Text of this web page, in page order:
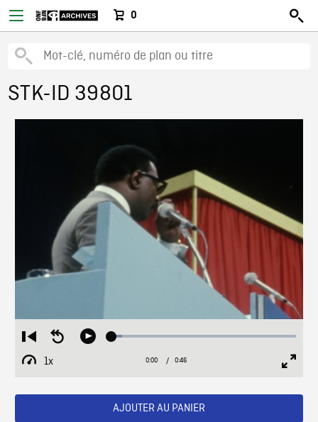
0
STK-ID 39801
Restart
from
beginning
Seek
Play Loaded:
1x
Playback
Current
0:00 / Duration
0:46
AJOUTER AU PANIER